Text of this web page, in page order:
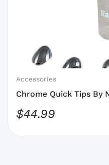
Accessories
Chrome Quick Tips By
$44.99
peuvent
choisies
sur
page